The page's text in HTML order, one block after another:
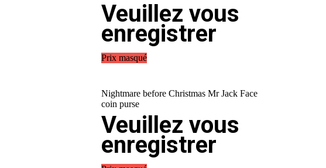
Veuillez vous
enregistrer
Prix masqué
Nightmare before Christmas Mr Jack Face
coin purse
Veuillez vous
enregistrer